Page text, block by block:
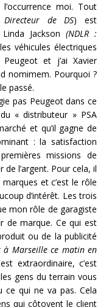
moi. Tout
de DS) est
Linda Jackson(NDLR :
véhicules électriques
et j’ai Xavier
nomimem. Pourquoi ?
passé.
pas Peugeot dans ce
« distributeur » PSA
et qu’il gagne de
: la satisfaction
missions de
l’argent. Pour cela, il
et c’est le rôle
d’intérêt. Les trois
mon rôle de garagiste
de marque. Ce qui est
ou de la publicité
à Marseille ce matin en
extraordinaire, c’est
gens du terrain vous
qui ne va pas. Cela
qui côtoyent le client